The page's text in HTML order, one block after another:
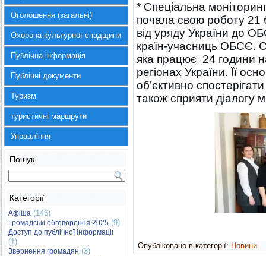
Оголошення (загальні)
Охорона культурної спадщини
Публічна інформація
Публічні документи
Туризм
туристичні маршрути
Управління
Пошук
Категорії
Афіша (146)
Громадські обговорення 2025 (9)
Доступ до публічної інформації
(1)
Звернення громадян (3)
* Спеціальна
почала свою роботу 21
від уряду України до
країн-учасниць ОБСЄ.
яка працює 24 години
регіонах України. Її
об’єктивно
також сприяти діалогу
Опубліковано в категорії: Новини